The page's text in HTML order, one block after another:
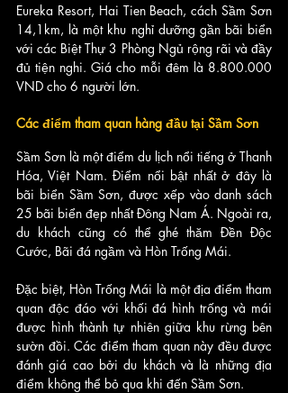
Eureka Resort, Hai Tien Beach, cách Sầm Sơn
14,1km, là một khu nghỉ dưỡng gần bãi biển
với các Biệt Thự 3 Phòng Ngủ rộng rãi và đầy
đủ tiện nghi. Giá cho mỗi đêm là 8.800.000
VND cho 6 người lớn.
Các điểm tham quan hàng đầu tại Sầm Sơn
Sầm Sơn là một điểm du lịch nổi tiếng ở Thanh
Hóa, Việt Nam. Điểm nổi bật nhất ở đây là
bãi biển Sầm Sơn, được xếp vào danh sách
25 bãi biển đẹp nhất Đông Nam Á. Ngoài ra,
du khách cũng có thể ghé thăm Đền Độc
Cước, Bãi đá ngầm và Hòn Trống Mái.
Đặc biệt, Hòn Trống Mái là một địa điểm tham
quan độc đáo với khối đá hình trống và mái
được hình thành tự nhiên giữa khu rừng bên
sườn đồi. Các điểm tham quan này đều được
đánh giá cao bởi du khách và là những địa
điểm không thể bỏ qua khi đến Sầm Sơn.